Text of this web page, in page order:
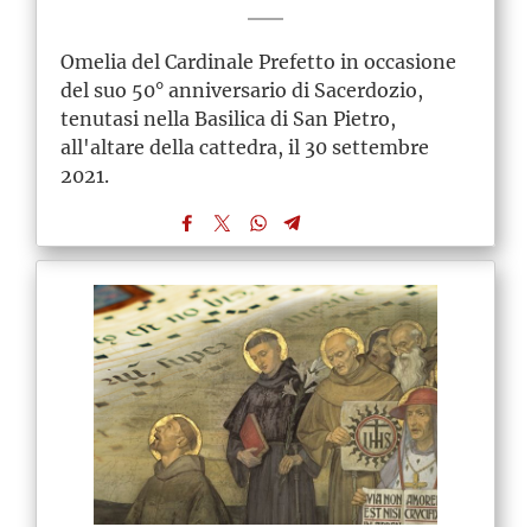
Omelia del Cardinale Prefetto in occasione
del suo 50° anniversario di Sacerdozio,
tenutasi nella Basilica di San Pietro,
all'altare della cattedra, il 30 settembre
2021.